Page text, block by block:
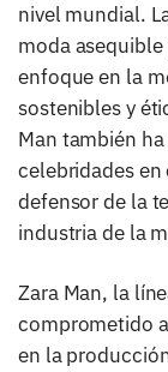
nivel mundial.
moda
enfoque en la
sostenibles y
Man también
celebridades en
defensor de la
industria de la
Zara Man, la
comprometido
en la